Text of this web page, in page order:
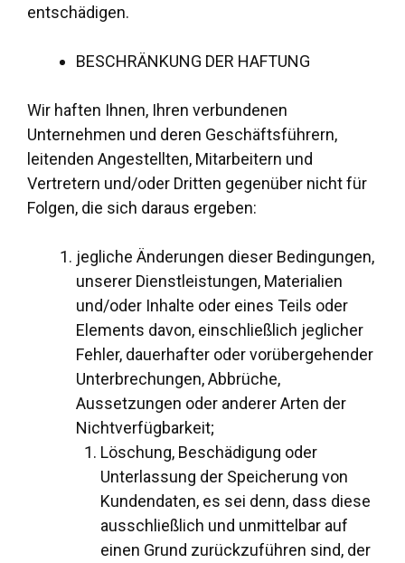
entschädigen.
BESCHRÄNKUNG DER HAFTUNG
Wir haften Ihnen, Ihren verbundenen
Unternehmen und deren Geschäftsführern,
leitenden Angestellten, Mitarbeitern und
Vertretern und/oder Dritten gegenüber nicht für
Folgen, die sich daraus ergeben:
jegliche Änderungen dieser Bedingungen,
unserer Dienstleistungen, Materialien
und/oder Inhalte oder eines Teils oder
Elements davon, einschließlich jeglicher
Fehler, dauerhafter oder vorübergehender
Unterbrechungen, Abbrüche,
Aussetzungen oder anderer Arten der
Nichtverfügbarkeit;
Löschung, Beschädigung oder
Unterlassung der Speicherung von
Kundendaten, es sei denn, dass diese
ausschließlich und unmittelbar auf
einen Grund zurückzuführen sind, der